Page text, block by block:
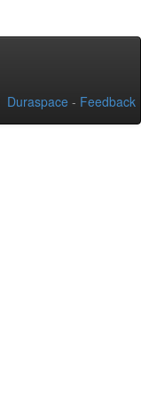
Duraspace - Feedback